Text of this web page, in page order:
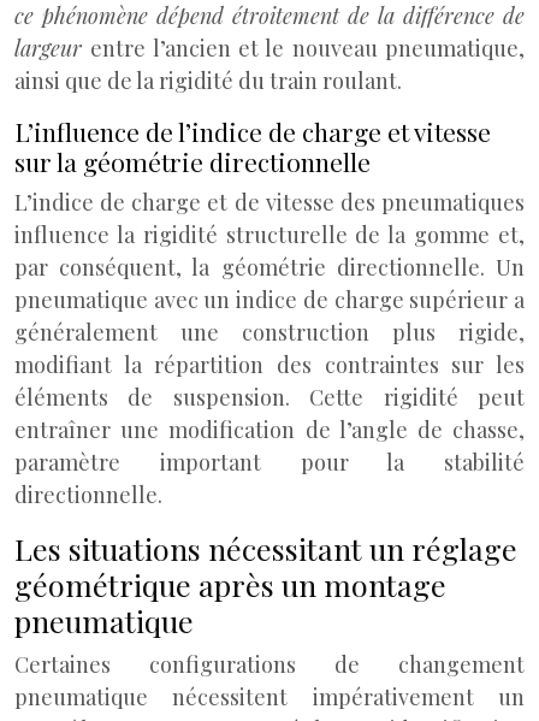
ce phénomène dépend étroitement de la différence de
largeur entre l’ancien et le nouveau pneumatique,
ainsi que de la rigidité du train roulant.
L’influence de l’indice de charge et vitesse
sur la géométrie directionnelle
L’indice de charge et de vitesse des pneumatiques
influence la rigidité structurelle de la gomme et,
par conséquent, la géométrie directionnelle. Un
pneumatique avec un indice de charge supérieur a
généralement une construction plus rigide,
modifiant la répartition des contraintes sur les
éléments de suspension. Cette rigidité peut
entraîner une modification de l’angle de chasse,
paramètre important pour la stabilité
directionnelle.
Les situations nécessitant un réglage
géométrique après un montage
pneumatique
Certaines configurations de changement
pneumatique nécessitent impérativement un